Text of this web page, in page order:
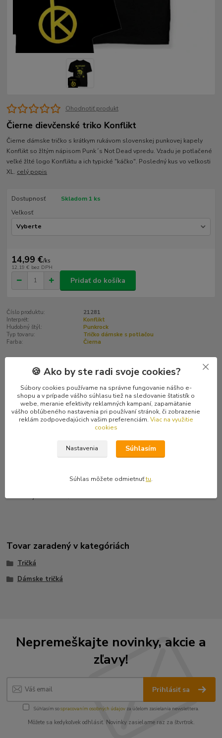
Ohodnotiť produkt
Čierne dievčenské triko Konflikt
Čierne dámske tričko s krátkym rukávom slovenskej punkovej kapely
Konflikt so žltým nápisom Punk´s Not Dead vpredu. Vzadu je potlačené
veľké žlté logo Konfliktu a ich typické "káčko". Posledný kus vo veľkosti
XL. celý popis
Dostupnosť
Skladom 1 ks
Veľkosť
14,99 €/ks
12,19 € bez DPH
Pridať do košíka
Číslo produktu:
21281
Interprét:
Konflikt
Hudobný štýl:
Punkrock
Typ tovaru:
Tričko dámske s potlačou
Farba:
Čierna
Kompletné špecifikácie
Hodnotenie 0
Komentáre 0
Kompletné špecifikácie
kapely Konflikt so žltým nápisom Punk´s Not Dead vpredu. Vzadu
Posledný kus vo veľkosti XL.
Tovar zaradený v kategóriách
Tričká
Dámske tričká
Nepremeškajte novinky, akcie a
zľavy!
Prihlásiť sa
Súhlasím sospracovaním osobných údajov za účelom zasielania newslettera.
Môžete sa kedykoľvek odhlásiť. Novinky zasielame raz za štvrťrok.
🍪 Ako by ste radi svoje cookies?
Súbory cookies používame na správne fungovanie nášho e-
shopu a v prípade vášho súhlasu tiež na sledovanie štatistík o
webe, meranie efektivity reklamných kampaní, zapamätanie
vášho obľúbeného nastavenia pri používaní stránok, či zobrazenie
reklám zodpovedajúcich vašim preferenciám. Viac na využitie
cookies
Nastavenia Súhlasím
Súhlas môžete odmietnuťtu.